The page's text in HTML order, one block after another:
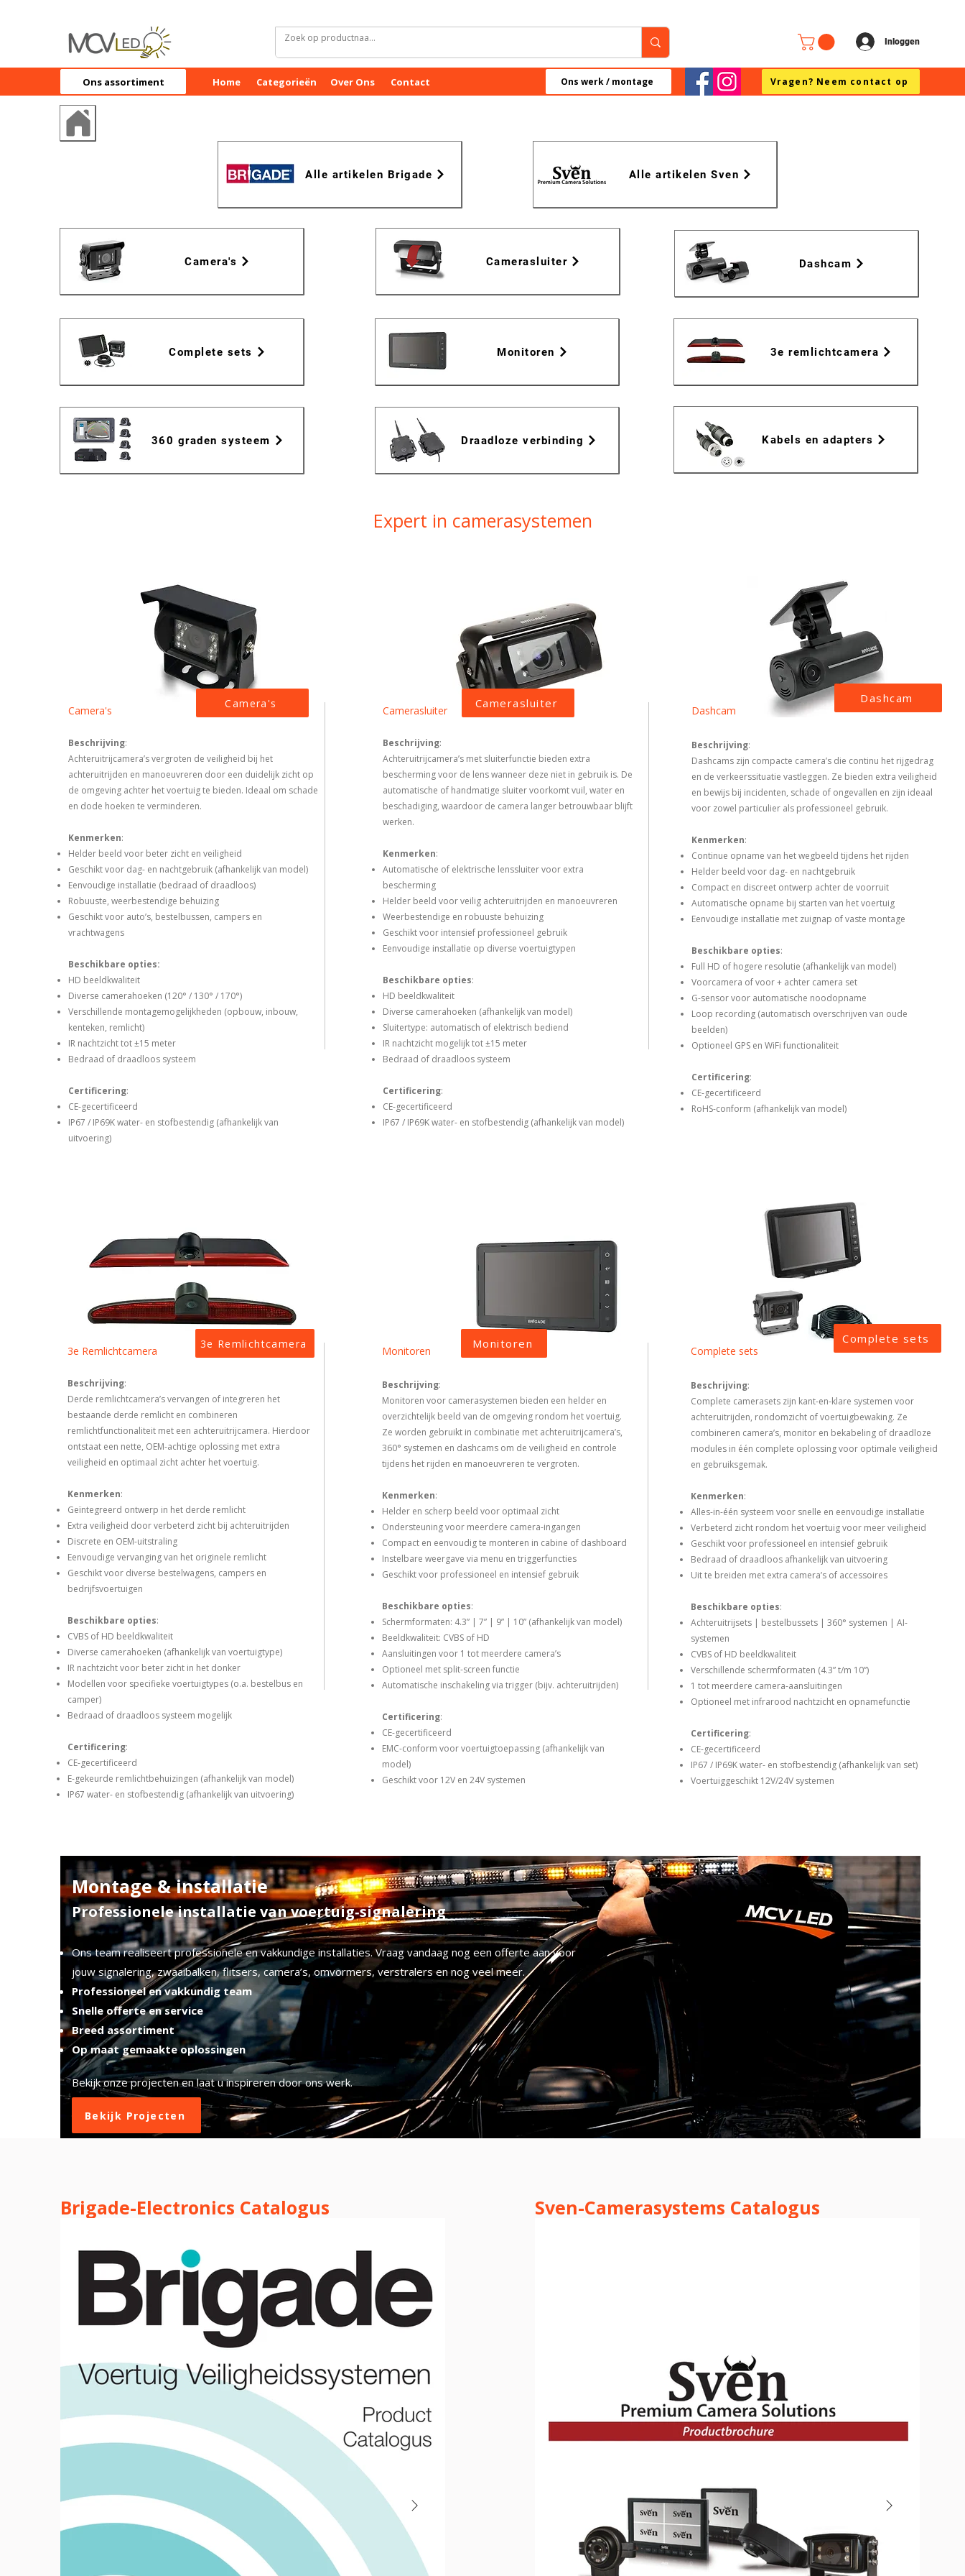
Inloggen
Ons assortiment Home Categorieën Over Ons Contact Ons werk / montage Vragen? Neem contact op
Alle artikelen Brigade Alle artikelen Sven
Camera's Camerasluiter Dashcam
Complete sets
360 graden systeem
Monitoren
Draadloze verbinding
3e remlichtcamera
Kabels en adapters
Expert in camerasystemen
Camera's
Camera's
Beschrijving:
Achteruitrijcamera’s vergroten de veiligheid bij het
achteruitrijden en manoeuvreren door een duidelijk zicht op
de omgeving achter het voertuig te bieden. Ideaal om schade
en dode hoeken te verminderen.
Kenmerken:
Helder beeld voor beter zicht en veiligheid
Geschikt voor dag- en nachtgebruik (afhankelijk van model)
Eenvoudige installatie (bedraad of draadloos)
Robuuste, weerbestendige behuizing
Geschikt voor auto’s, bestelbussen, campers en
vrachtwagens
Beschikbare opties:
HD beeldkwaliteit
Diverse camerahoeken (120° / 130° / 170°)
Verschillende montagemogelijkheden (opbouw, inbouw,
kenteken, remlicht)
IR nachtzicht tot ±15 meter
Bedraad of draadloos systeem
Certificering:
CE-gecertificeerd
IP67 / IP69K water- en stofbestendig (afhankelijk van
uitvoering)
Camerasluiter
Camerasluiter
Beschrijving:
Achteruitrijcamera’s met sluiterfunctie bieden extra
bescherming voor de lens wanneer deze niet in gebruik is. De
automatische of handmatige sluiter voorkomt vuil, water en
beschadiging, waardoor de camera langer betrouwbaar blijft
werken.
Kenmerken:
Automatische of elektrische lenssluiter voor extra
bescherming
Helder beeld voor veilig achteruitrijden en manoeuvreren
Weerbestendige en robuuste behuizing
Geschikt voor intensief professioneel gebruik
Eenvoudige installatie op diverse voertuigtypen
Beschikbare opties:
HD beeldkwaliteit
Diverse camerahoeken (afhankelijk van model)
Sluitertype: automatisch of elektrisch bediend
IR nachtzicht mogelijk tot ±15 meter
Bedraad of draadloos systeem
Certificering:
CE-gecertificeerd
IP67 / IP69K water- en stofbestendig (afhankelijk van model)
Dashcam
Dashcam
Beschrijving:
Dashcams zijn compacte camera’s die continu het rijgedrag
en de verkeerssituatie vastleggen. Ze bieden extra veiligheid
en bewijs bij incidenten, schade of ongevallen en zijn ideaal
voor zowel particulier als professioneel gebruik.
Kenmerken:
Continue opname van het wegbeeld tijdens het rijden
Helder beeld voor dag- en nachtgebruik
Compact en discreet ontwerp achter de voorruit
Automatische opname bij starten van het voertuig
Eenvoudige installatie met zuignap of vaste montage
Beschikbare opties:
Full HD of hogere resolutie (afhankelijk van model)
Voorcamera of voor + achter camera set
G-sensor voor automatische noodopname
Loop recording (automatisch overschrijven van oude
beelden)
Optioneel GPS en WiFi functionaliteit
Certificering:
CE-gecertificeerd
RoHS-conform (afhankelijk van model)
3e Remlichtcamera
3e Remlichtcamera
Beschrijving:
Derde remlichtcamera’s vervangen of integreren het
bestaande derde remlicht en combineren
remlichtfunctionaliteit met een achteruitrijcamera. Hierdoor
ontstaat een nette, OEM-achtige oplossing met extra
veiligheid en optimaal zicht achter het voertuig.
Kenmerken:
Geïntegreerd ontwerp in het derde remlicht
Extra veiligheid door verbeterd zicht bij achteruitrijden
Discrete en OEM-uitstraling
Eenvoudige vervanging van het originele remlicht
Geschikt voor diverse bestelwagens, campers en
bedrijfsvoertuigen
Beschikbare opties:
CVBS of HD beeldkwaliteit
Diverse camerahoeken (afhankelijk van voertuigtype)
IR nachtzicht voor beter zicht in het donker
Modellen voor specifieke voertuigtypes (o.a. bestelbus en
camper)
Bedraad of draadloos systeem mogelijk
Certificering:
CE-gecertificeerd
E-gekeurde remlichtbehuizingen (afhankelijk van model)
IP67 water- en stofbestendig (afhankelijk van uitvoering)
Monitoren
Monitoren
Beschrijving:
Monitoren voor camerasystemen bieden een helder en
overzichtelijk beeld van de omgeving rondom het voertuig.
Ze worden gebruikt in combinatie met achteruitrijcamera’s,
360° systemen en dashcams om de veiligheid en controle
tijdens het rijden en manoeuvreren te vergroten.
Kenmerken:
Helder en scherp beeld voor optimaal zicht
Ondersteuning voor meerdere camera-ingangen
Compact en eenvoudig te monteren in cabine of dashboard
Instelbare weergave via menu en triggerfuncties
Geschikt voor professioneel en intensief gebruik
Beschikbare opties:
Schermformaten: 4.3” | 7” | 9” | 10” (afhankelijk van model)
Beeldkwaliteit: CVBS of HD
Aansluitingen voor 1 tot meerdere camera’s
Optioneel met split-screen functie
Automatische inschakeling via trigger (bijv. achteruitrijden)
Certificering:
CE-gecertificeerd
EMC-conform voor voertuigtoepassing (afhankelijk van
model)
Geschikt voor 12V en 24V systemen
Complete sets
Complete sets
Beschrijving:
Complete camerasets zijn kant-en-klare systemen voor
achteruitrijden, rondomzicht of voertuigbewaking. Ze
combineren camera’s, monitor en bekabeling of draadloze
modules in één complete oplossing voor optimale veiligheid
en gebruiksgemak.
Kenmerken:
Alles-in-één systeem voor snelle en eenvoudige installatie
Verbeterd zicht rondom het voertuig voor meer veiligheid
Geschikt voor professioneel en intensief gebruik
Bedraad of draadloos afhankelijk van uitvoering
Uit te breiden met extra camera’s of accessoires
Beschikbare opties:
Achteruitrijsets | bestelbussets | 360° systemen | AI-
systemen
CVBS of HD beeldkwaliteit
Verschillende schermformaten (4.3” t/m 10”)
1 tot meerdere camera-aansluitingen
Optioneel met infrarood nachtzicht en opnamefunctie
Certificering:
CE-gecertificeerd
IP67 / IP69K water- en stofbestendig (afhankelijk van set)
Voertuiggeschikt 12V/24V systemen
Montage & installatie
Professionele installatie van voertuig‑signalering
Ons team realiseert professionele en vakkundige installaties. Vraag vandaag nog een offerte aan voor
jouw signalering, zwaaibalken, flitsers, camera’s, omvormers, verstralers en nog veel meer.
Professioneel en vakkundig team
Snelle offerte en service
Breed assortiment
Op maat gemaakte oplossingen
Bekijk onze projecten en laat u inspireren door ons werk.
Bekijk Projecten
Brigade-Electronics Catalogus Sven-Camerasystems Catalogus